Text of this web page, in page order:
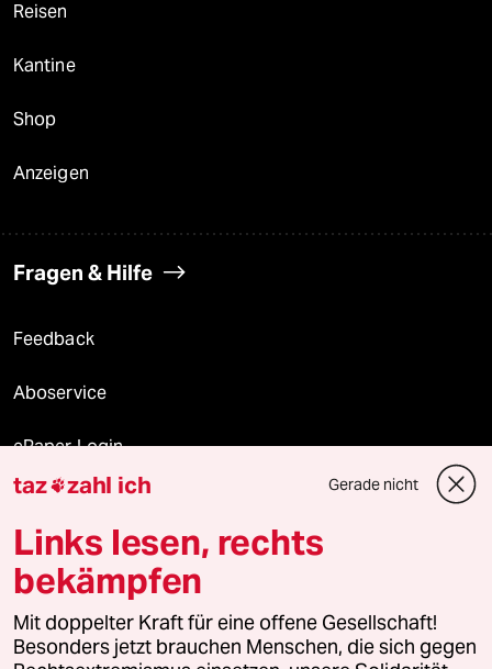
Reisen
Kantine
Shop
Anzeigen
Fragen & Hilfe
Feedback
Aboservice
ePaper Login
Downloads für Abonnierende
© 2026 taz Verlags und Vertriebs GmbH
Alle Rechte vorbehalten. Bei rechtlichen Fragen oder für Genehmigungen
wenden Sie sich bitte an
lizenzen@taz.de
taz zahl ich Gerade nicht
Links lesen, rechts
bekämpfen
Mit doppelter Kraft für eine offene Gesellschaft!
Besonders jetzt brauchen Menschen, die sich gegen